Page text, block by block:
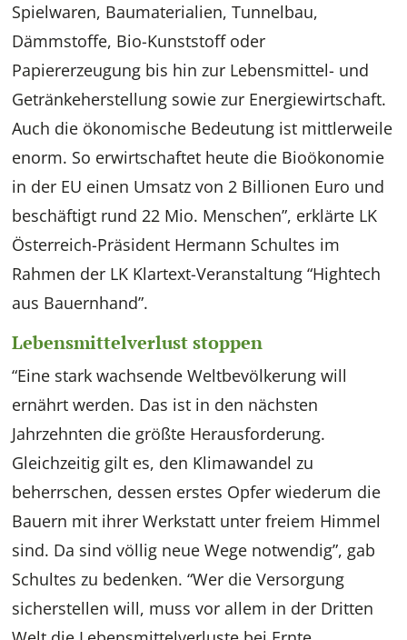
Spielwaren, Baumaterialien, Tunnelbau,
Dämmstoffe, Bio-Kunststoff oder
Papiererzeugung bis hin zur Lebensmittel- und
Getränkeherstellung sowie zur Energiewirtschaft.
Auch die ökonomische Bedeutung ist mittlerweile
enorm. So erwirtschaftet heute die Bioökonomie
in der EU einen Umsatz von 2 Billionen Euro und
beschäftigt rund 22 Mio. Menschen”, erklärte LK
Österreich-Präsident Hermann Schultes im
Rahmen der LK Klartext-Veranstaltung “Hightech
aus Bauernhand”.
Lebensmittelverlust stoppen
“Eine stark wachsende Weltbevölkerung will
ernährt werden. Das ist in den nächsten
Jahrzehnten die größte Herausforderung.
Gleichzeitig gilt es, den Klimawandel zu
beherrschen, dessen erstes Opfer wiederum die
Bauern mit ihrer Werkstatt unter freiem Himmel
sind. Da sind völlig neue Wege notwendig”, gab
Schultes zu bedenken. “Wer die Versorgung
sicherstellen will, muss vor allem in der Dritten